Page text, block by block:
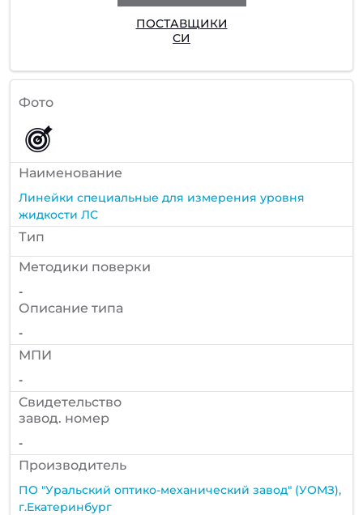
ПОСТАВЩИКИ
СИ
Фото
Наименование
Линейки специальные для измерения уровня
жидкости ЛС
Тип
Методики поверки
-
Описание типа
-
МПИ
-
Cвидетельство
завод. номер
-
Производитель
ПО "Уральский оптико-механический завод" (УОМЗ),
г.Екатеринбург